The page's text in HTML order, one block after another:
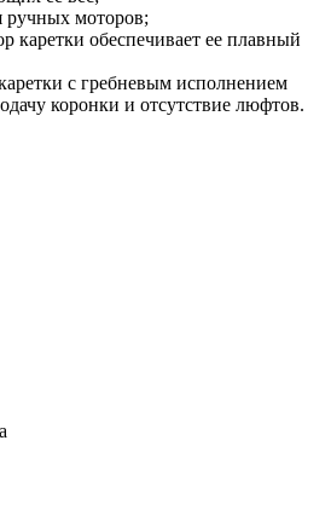
ручных моторов;
каретки обеспечивает ее плавный
с гребневым исполнением
коронки и отсутствие люфтов.